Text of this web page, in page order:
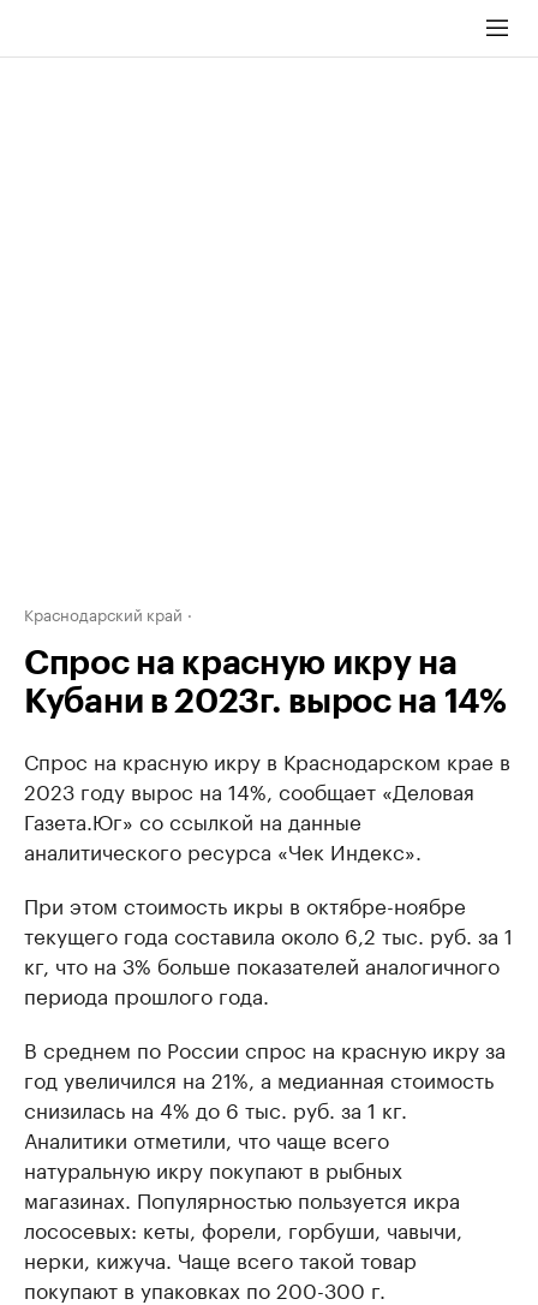
Краснодарский край
Спрос на красную икру на
Кубани в 2023г. вырос на 14%
Спрос на красную икру в Краснодарском крае в
2023 году вырос на 14%, сообщает «Деловая
Газета.Юг» со ссылкой на данные
аналитического ресурса «Чек Индекс».
При этом стоимость икры в октябре-ноябре
текущего года составила около 6,2 тыс. руб. за 1
кг, что на 3% больше показателей аналогичного
периода прошлого года.
В среднем по России спрос на красную икру за
год увеличился на 21%, а медианная стоимость
снизилась на 4% до 6 тыс. руб. за 1 кг.
Аналитики отметили, что чаще всего
натуральную икру покупают в рыбных
магазинах. Популярностью пользуется икра
лососевых: кеты, форели, горбуши, чавычи,
нерки, кижуча. Чаще всего такой товар
покупают в упаковках по 200-300 г.